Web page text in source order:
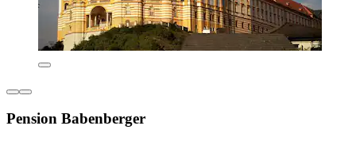
Pension Babenberger